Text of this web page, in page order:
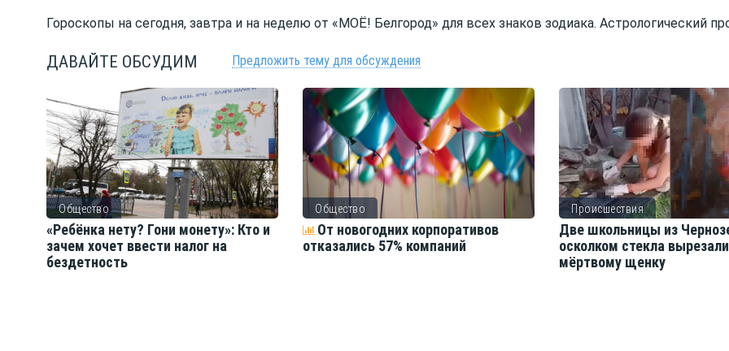
Гороскопы на сегодня, завтра и на неделю от «МОЁ! Белгород» для всех знаков зодиака. Астрологический
ДАВАЙТЕ ОБСУДИМ Предложить тему для обсуждения
Общество
«Ребёнка нету? Гони монету»: Кто и
зачем хочет ввести налог на
бездетность
Общество
От новогодних корпоративов
отказались 57% компаний
Происшествия
Две школьницы из
осколком стекла
мёртвому щенку